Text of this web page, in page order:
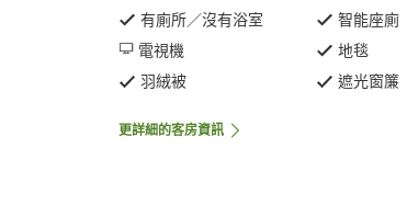
有廁所／沒有浴室
智能座廁
電視機
地毯
羽絨被
遮光窗簾
更詳細的客房資訊